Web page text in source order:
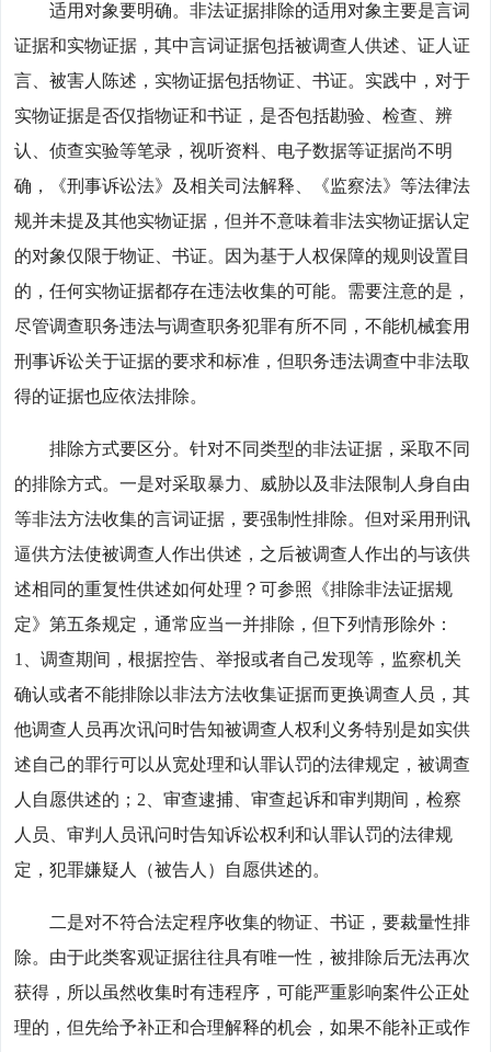
适用对象要明确。非法证据排除的适用对象主要是言词
证据和实物证据，其中言词证据包括被调查人供述、证人证
言、被害人陈述，实物证据包括物证、书证。实践中，对于
实物证据是否仅指物证和书证，是否包括勘验、检查、辨
认、侦查实验等笔录，视听资料、电子数据等证据尚不明
确，《刑事诉讼法》及相关司法解释、《监察法》等法律法
规并未提及其他实物证据，但并不意味着非法实物证据认定
的对象仅限于物证、书证。因为基于人权保障的规则设置目
的，任何实物证据都存在违法收集的可能。需要注意的是，
尽管调查职务违法与调查职务犯罪有所不同，不能机械套用
刑事诉讼关于证据的要求和标准，但职务违法调查中非法取
得的证据也应依法排除。
排除方式要区分。针对不同类型的非法证据，采取不同
的排除方式。一是对采取暴力、威胁以及非法限制人身自由
等非法方法收集的言词证据，要强制性排除。但对采用刑讯
逼供方法使被调查人作出供述，之后被调查人作出的与该供
述相同的重复性供述如何处理？可参照《排除非法证据规
定》第五条规定，通常应当一并排除，但下列情形除外：
1、调查期间，根据控告、举报或者自己发现等，监察机关
确认或者不能排除以非法方法收集证据而更换调查人员，其
他调查人员再次讯问时告知被调查人权利义务特别是如实供
述自己的罪行可以从宽处理和认罪认罚的法律规定，被调查
人自愿供述的；2、审查逮捕、审查起诉和审判期间，检察
人员、审判人员讯问时告知诉讼权利和认罪认罚的法律规
定，犯罪嫌疑人（被告人）自愿供述的。
二是对不符合法定程序收集的物证、书证，要裁量性排
除。由于此类客观证据往往具有唯一性，被排除后无法再次
获得，所以虽然收集时有违程序，可能严重影响案件公正处
理的，但先给予补正和合理解释的机会，如果不能补正或作